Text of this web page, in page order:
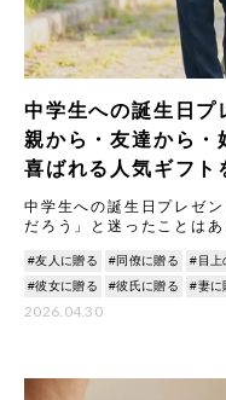
中学生への誕生日プ
親から・友達から・
喜ばれる人気ギフト
中学生への誕生日プレゼ
だろう」と迷ったことは
ト、
#友人に贈る #同僚に贈る #目上
#彼女に贈る
#彼氏に贈る #妻に
2026.04.30